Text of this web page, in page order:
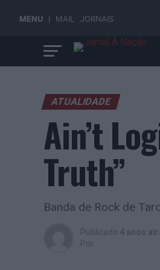
MENU MAIL JORNAIS
ATUALIDADE
Ain’t
Truth”
Banda de Rock de
Publicado 4 anos
Por